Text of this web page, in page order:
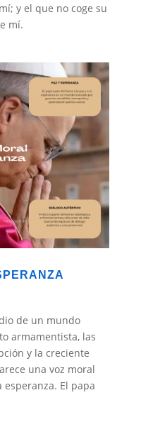
y el que no coge su
mí.
de un mundo
armamentista, las
y la creciente
una voz moral
El papa